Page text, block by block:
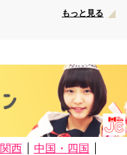
もっと見る
関西
中国・四国